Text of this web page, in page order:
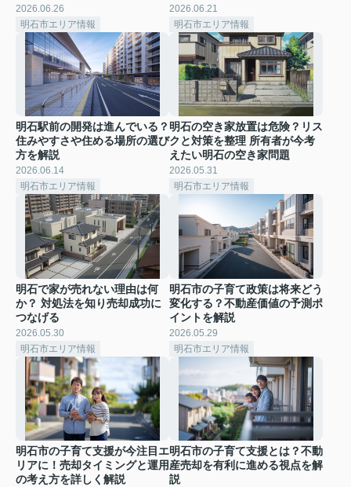
2026.06.26
明石市エリア情報
2026.06.21
明石市エリア情報
明石駅前の開発は進んでいる？
住みやすさや住める場所の選び
方を解説
2026.06.14
明石市エリア情報
明石の空き家放置は危険？リス
クと対策を整理 所有者が今考
えたい明石の空き家問題
2026.05.31
明石市エリア情報
明石で家が売れない理由は何
か？ 対処法を知り売却成功に
つなげる
2026.05.30
明石市エリア情報
明石市の子育て政策は将来どう
変化する？不動産価値の予測ポ
イントを解説
2026.05.29
明石市エリア情報
明石市の子育て支援が今注目エ
リアに！売却タイミングと運用
の考え方を詳しく解説
明石市の子育て支援とは？不動
産売却を有利に進める視点を解
説